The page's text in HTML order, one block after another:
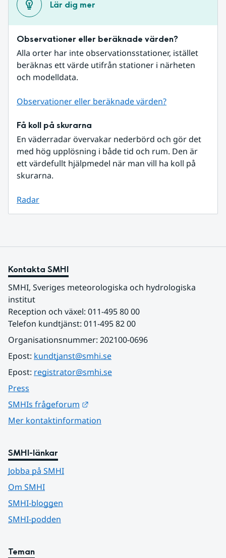
Lär dig mer
Observationer eller beräknade värden?
Alla orter har inte observationsstationer, istället
beräknas ett värde utifrån stationer i närheten
och modelldata.
Observationer eller beräknade värden?
Få koll på skurarna
En väderradar övervakar nederbörd och gör det
med hög upplösning i både tid och rum. Den är
ett värdefullt hjälpmedel när man vill ha koll på
skurarna.
Radar
Kontakta SMHI
SMHI, Sveriges meteorologiska och hydrologiska
institut
Reception och växel: 011-495 80 00
Telefon kundtjänst: 011-495 82 00
Organisationsnummer: 202100-0696
Epost: kundtjanst@smhi.se
Epost: registrator@smhi.se
Press
SMHIs frågeforum
Mer kontaktinformation
SMHI-länkar
Jobba på SMHI
Om SMHI
SMHI-bloggen
SMHI-podden
Teman